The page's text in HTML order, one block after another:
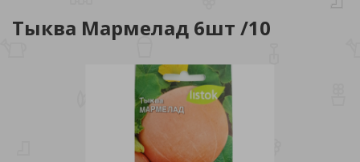
Тыква Мармелад 6шт /10